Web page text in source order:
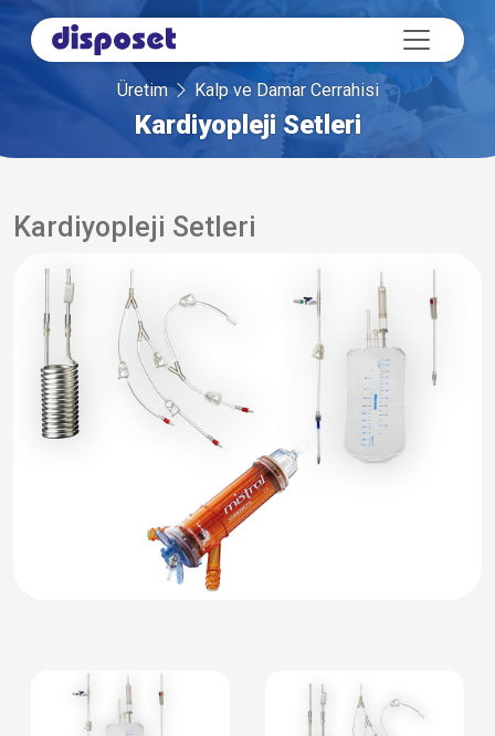
Üretim Kalp ve Damar Cerrahisi
Kardiyopleji Setleri
Kardiyopleji Setleri